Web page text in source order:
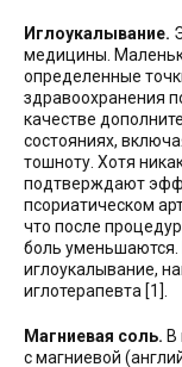
Иглоукалывание.
медицины.
определенные
здравоохранения
качестве
состояниях,
тошноту. Хотя
подтверждают
псориатическом
что после
боль уменьшаются.
иглоукалывание,
иглотерапевта [1].
Магниевая соль. В
с магниевой